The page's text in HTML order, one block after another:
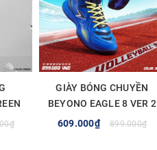
GIÀY BÓNG CHUYỀN
BEYONO EAGLE 8 VER 2
- BLUE
609.000₫ 899.000₫